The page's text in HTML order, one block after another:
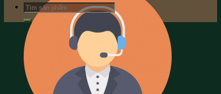
Search
for: